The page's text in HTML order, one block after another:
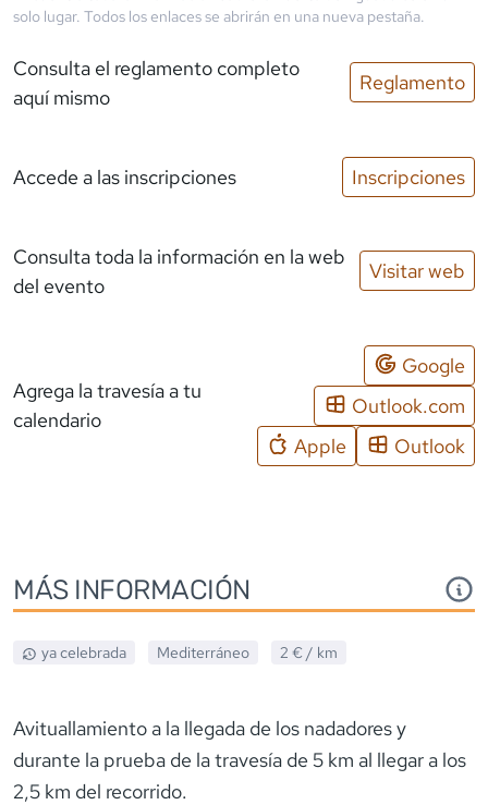
solo lugar. Todos los enlaces se abrirán en una nueva pestaña.
Consulta el reglamento completo
aquí mismo
Reglamento
Accede a las inscripciones Inscripciones
Consulta toda la información en la web
del evento
Visitar web
Agrega la travesía a tu
calendario
Google
Outlook.com
Apple
Outlook
MÁS INFORMACIÓN
ya celebrada Mediterráneo 2 € / km
Avituallamiento a la llegada de los nadadores y
durante la prueba de la travesía de 5 km al llegar a los
2,5 km del recorrido.